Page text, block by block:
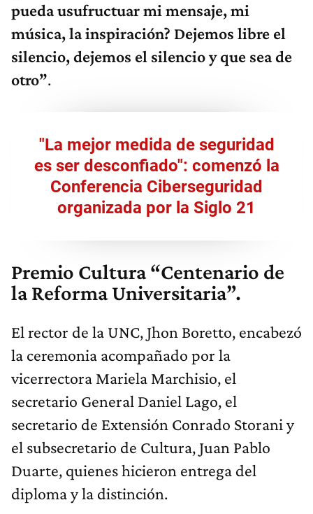
pueda usufructuar mi mensaje, mi
música, la inspiración? Dejemos libre el
silencio, dejemos el silencio y que sea de
otro”.
"La mejor medida de seguridad
es ser desconfiado": comenzó la
Conferencia Ciberseguridad
organizada por la Siglo 21
Premio Cultura “Centenario de
la Reforma Universitaria”.
El rector de la UNC, Jhon Boretto, encabezó
la ceremonia acompañado por la
vicerrectora Mariela Marchisio, el
secretario General Daniel Lago, el
secretario de Extensión Conrado Storani y
el subsecretario de Cultura, Juan Pablo
Duarte, quienes hicieron entrega del
diploma y la distinción.